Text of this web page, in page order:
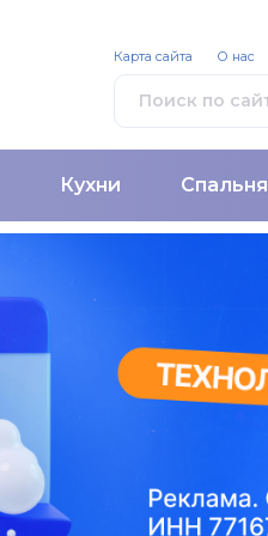
Кухни Спальня
Карта сайта О нас